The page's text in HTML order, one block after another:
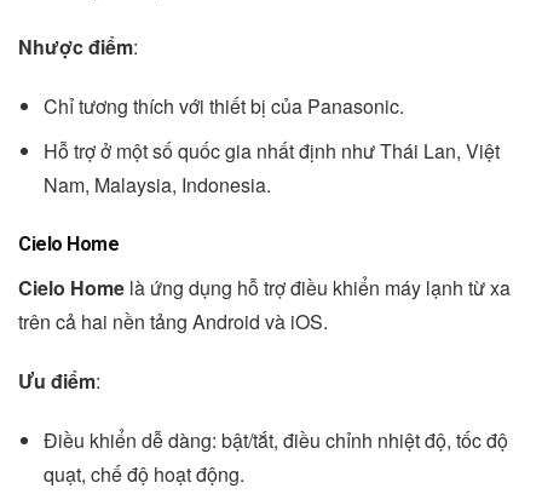
Nhược điểm:
Chỉ tương thích với thiết bị của Panasonic.
Hỗ trợ ở một số quốc gia nhất định như Thái Lan, Việt
Nam, Malaysia, Indonesia.
Cielo Home
Cielo Home là ứng dụng hỗ trợ điều khiển máy lạnh từ xa
trên cả hai nền tảng Android và iOS.
Ưu điểm:
Điều khiển dễ dàng: bật/tắt, điều chỉnh nhiệt độ, tốc độ
quạt, chế độ hoạt động.